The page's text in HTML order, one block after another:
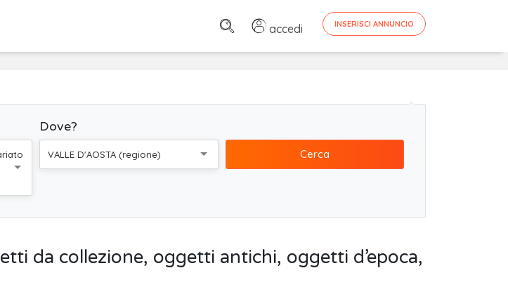
accedi INSERISCI ANNUNCIO
Dove?
VALLE D'AOSTA (regione) Cerca
da collezione, oggetti antichi, oggetti d’epoca,